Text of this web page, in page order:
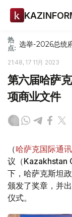
热
点: 选举-2026总统
21:48, 17 11月 2023
第六届哈萨
项商业文件
（哈萨克国际通
议（Kazakhstan
下，哈萨克斯坦
颁发了奖章，并
仪式。